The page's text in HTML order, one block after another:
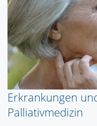
Erkrankungen
Palliativmedizin